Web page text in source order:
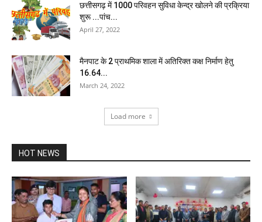
छत्तीसगढ़ में 1000 परिवहन सुविधा केन्द्र खोलने की प्रक्रिया
शुरू ...पांच...
April 27, 2022
मैनपाट के 2 प्राथमिक शाला में अतिरिक्त कक्ष निर्माण हेतु
16.64...
March 24, 2022
Load more
HOT NEWS